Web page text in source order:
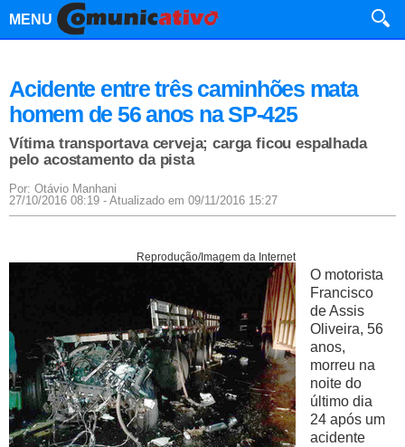
MENU
Acidente entre três caminhões mata
homem de 56 anos na SP-425
Vítima transportava cerveja; carga ficou espalhada
pelo acostamento da pista
Por: Otávio Manhani
27/10/2016 08:19 - Atualizado em 09/11/2016 15:27
Reprodução/Imagem da Internet
O motorista
Francisco
de Assis
Oliveira, 56
anos,
morreu na
noite do
último dia
24 após um
acidente